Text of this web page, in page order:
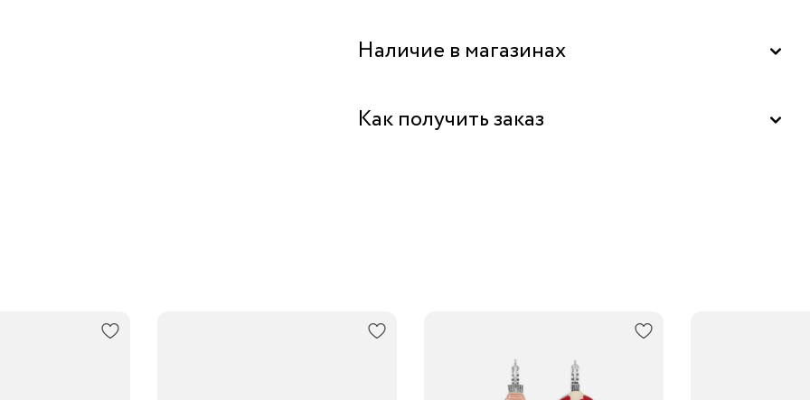
Наличие в магазинах
Бутик "La Nature" в ТЦ "Метрополис", Москва
Как получить заказ
Подробнее о сроках доставки